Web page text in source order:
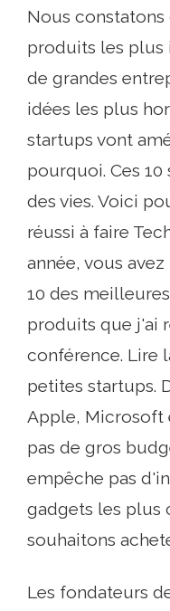
Nous
produits les plus
de grandes
idées les plus
startups vont
pourquoi. Ces
des vies. Voici
réussi à faire
année, vous
10 des
produits que j'ai
conférence. Lire
petites startups.
Apple, Microsoft
pas de gros
empêche pas
gadgets les plus
souhaitons
Les fondateurs